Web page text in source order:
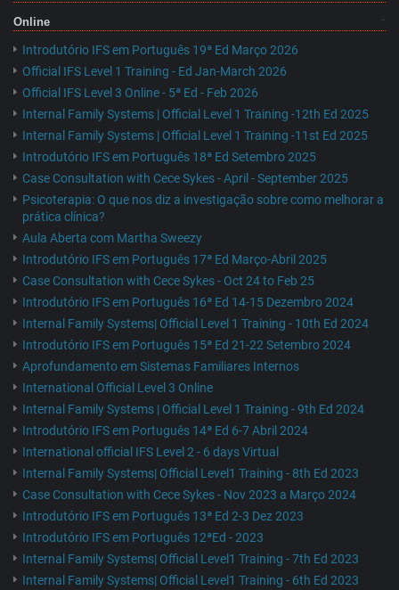
Online
Introdutório IFS em Português 19ª Ed Março 2026
Official IFS Level 1 Training - Ed Jan-March 2026
Official IFS Level 3 Online - 5ª Ed - Feb 2026
Internal Family Systems | Official Level 1 Training -12th Ed 2025
Internal Family Systems | Official Level 1 Training -11st Ed 2025
Introdutório IFS em Português 18ª Ed Setembro 2025
Case Consultation with Cece Sykes - April - September 2025
Psicoterapia: O que nos diz a investigação sobre como melhorar a
prática clínica?
Aula Aberta com Martha Sweezy
Introdutório IFS em Português 17ª Ed Março-Abril 2025
Case Consultation with Cece Sykes - Oct 24 to Feb 25
Introdutório IFS em Português 16ª Ed 14-15 Dezembro 2024
Internal Family Systems| Official Level 1 Training - 10th Ed 2024
Introdutório IFS em Português 15ª Ed 21-22 Setembro 2024
Aprofundamento em Sistemas Familiares Internos
International Official Level 3 Online
Internal Family Systems | Official Level 1 Training - 9th Ed 2024
Introdutório IFS em Português 14ª Ed 6-7 Abril 2024
International official IFS Level 2 - 6 days Virtual
Internal Family Systems| Official Level1 Training - 8th Ed 2023
Case Consultation with Cece Sykes - Nov 2023 a Março 2024
Introdutório IFS em Português 13ª Ed 2-3 Dez 2023
Introdutório IFS em Português 12ªEd - 2023
Internal Family Systems| Official Level1 Training - 7th Ed 2023
Internal Family Systems| Official Level1 Training - 6th Ed 2023